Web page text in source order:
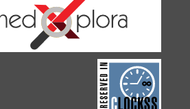
that ensures the long-
term survival of web-
based scholary
publications, governed by
and for its stakeholders.